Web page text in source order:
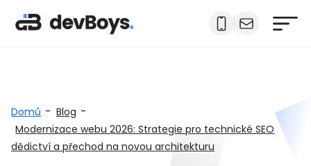
Domů - Blog -
Modernizace webu 2026: Strategie pro technické SEO
dědictví a přechod na novou architekturu